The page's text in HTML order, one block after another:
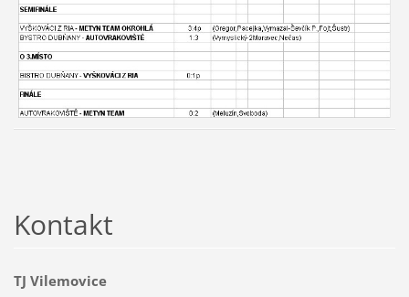
Kontakt
TJ Vilemovice